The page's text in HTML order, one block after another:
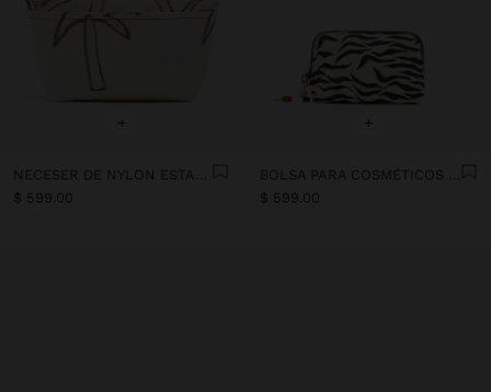
+
NECESER DE NYLON ESTAMPADO
$ 599.00
+
BOLSA PARA COSMÉTICOS DE NYLON ESTAMPADO ANIMAL
$ 599.00